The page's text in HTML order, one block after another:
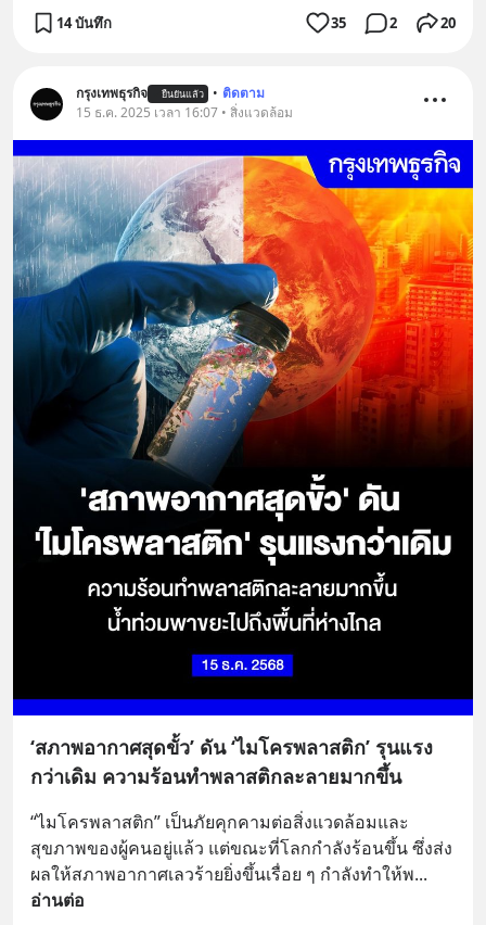
14 บันทึก 35 2 20
กรุงเทพธุรกิจ ยืนยันแล้ว • ติดตาม
15 ธ.ค. 2025 เวลา 16:07 • สิ่งแวดล้อม
‘สภาพอากาศสุดขั้ว’ ดัน ‘ไมโครพลาสติก’ รุนแรง
กว่าเดิม ความร้อนทำพลาสติกละลายมากขึ้น
“ไมโครพลาสติก” เป็นภัยคุกคามต่อสิ่งแวดล้อมและ
สุขภาพของผู้คนอยู่แล้ว แต่ขณะที่โลกกำลังร้อนขึ้น ซึ่งส่ง
ผลให้สภาพอากาศเลวร้ายยิ่งขึ้นเรื่อย ๆ กำลังทำให้พ
อ่านต่อ